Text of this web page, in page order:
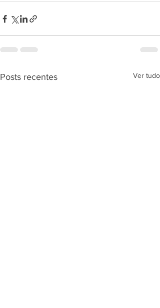
Posts recentes Ver tudo